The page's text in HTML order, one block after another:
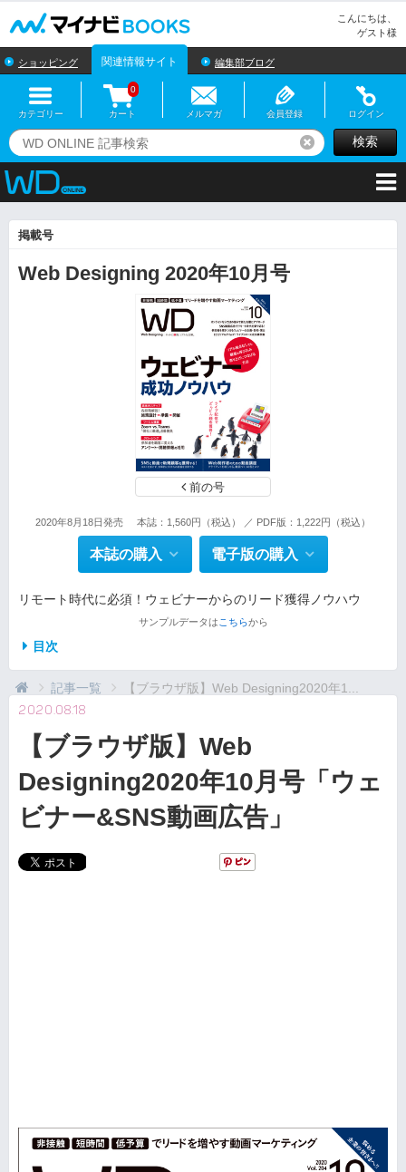
こんにちは、
ゲスト様
ショッピング 関連情報サイト 編集部ブログ
カテゴリー カート
0
メルマガ 会員登録 ログイン
リセット検索
掲載号
Web Designing 2020年10月号
前の号
2020年8月18日発売 本誌：1,560円（税込） ／ PDF版：1,222円（税込）
本誌の購入 電子版の購入
リモート時代に必須！ウェビナーからのリード獲得ノウハウ
サンプルデータは こちらから
目次
記事一覧 【ブラウザ版】Web Designing2020年1...
2020.08.18
【ブラウザ版】Web
Designing2020年10月号「ウェ
ビナー&SNS動画広告」